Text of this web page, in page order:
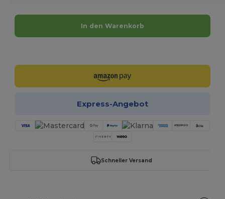
In den Warenkorb
Express-Angebot
Schneller Versand